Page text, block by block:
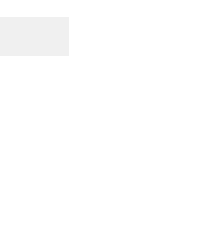
বাড়াতে